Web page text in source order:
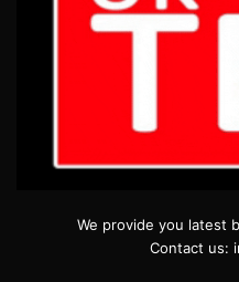
We provide you latest
Contact us: